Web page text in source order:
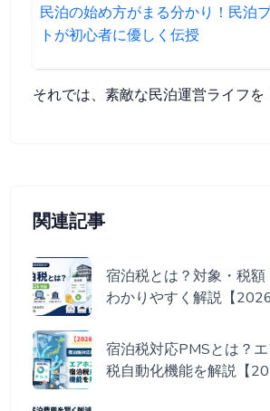
関連記事
宿泊税とは？対象・税
わかりやすく解説【2026
宿泊税対応PMSとは？
税自動化機能を解説【
民泊の始め方がまる分かり！民泊
トが初心者に優しく伝授
それでは、素敵な民泊運営ライフを